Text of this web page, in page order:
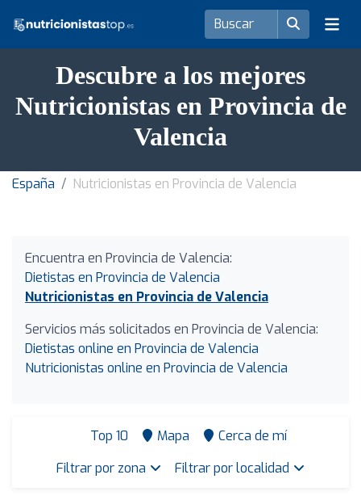
Descubre a los mejores
Nutricionistas en Provincia de
Valencia
España Nutricionistas en Provincia de Valencia
Encuentra en Provincia de Valencia:
Dietistas en Provincia de Valencia
Nutricionistas en Provincia de Valencia
Servicios más solicitados en Provincia de Valencia:
Dietistas online en Provincia de Valencia
Nutricionistas online en Provincia de Valencia
Top 10 Mapa
Cerca de mí
Filtrar por zona
Filtrar por localidad